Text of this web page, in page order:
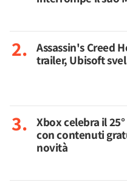
Assassin's Creed
trailer, Ubisoft
Xbox celebra il
con contenuti
novità